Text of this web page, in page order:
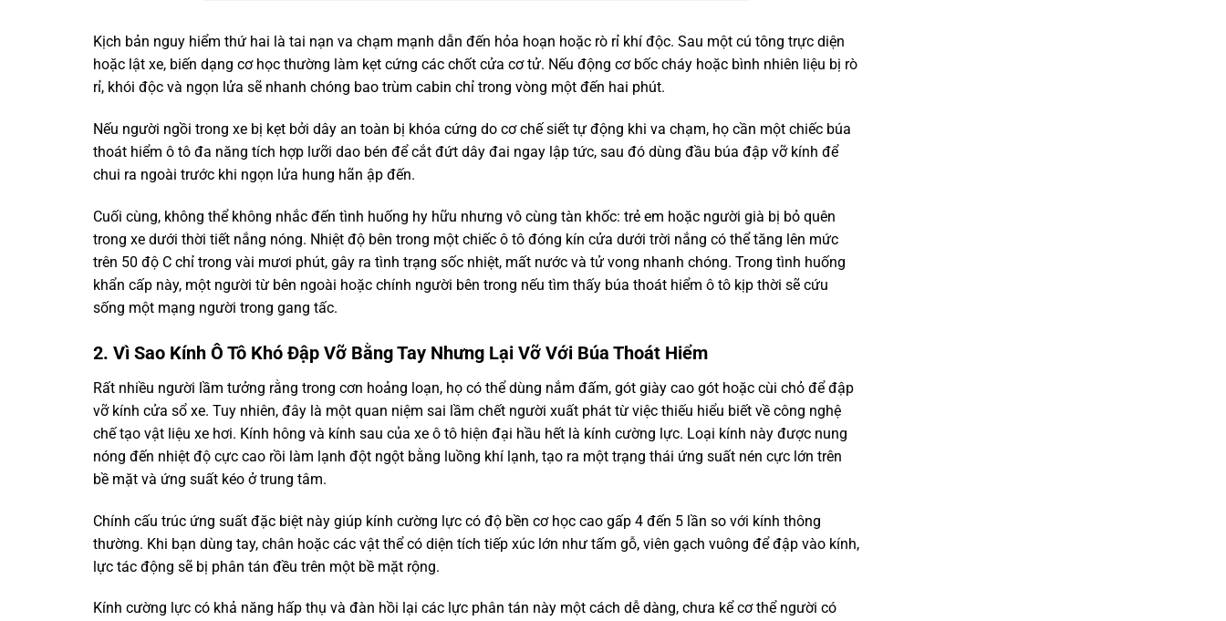
Kịch bản nguy hiểm thứ hai là tai nạn va chạm mạnh dẫn đến hỏa hoạn hoặc rò rỉ khí độc. Sau một cú tông trực diện
hoặc lật xe, biến dạng cơ học thường làm kẹt cứng các chốt cửa cơ tử. Nếu động cơ bốc cháy hoặc bình nhiên liệu bị rò
rỉ, khói độc và ngọn lửa sẽ nhanh chóng bao trùm cabin chỉ trong vòng một đến hai phút.
Nếu người ngồi trong xe bị kẹt bởi dây an toàn bị khóa cứng do cơ chế siết tự động khi va chạm, họ cần một chiếc búa
thoát hiểm ô tô đa năng tích hợp lưỡi dao bén để cắt đứt dây đai ngay lập tức, sau đó dùng đầu búa đập vỡ kính để
chui ra ngoài trước khi ngọn lửa hung hãn ập đến.
Cuối cùng, không thể không nhắc đến tình huống hy hữu nhưng vô cùng tàn khốc: trẻ em hoặc người già bị bỏ quên
trong xe dưới thời tiết nắng nóng. Nhiệt độ bên trong một chiếc ô tô đóng kín cửa dưới trời nắng có thể tăng lên mức
trên 50 độ C chỉ trong vài mươi phút, gây ra tình trạng sốc nhiệt, mất nước và tử vong nhanh chóng. Trong tình huống
khẩn cấp này, một người từ bên ngoài hoặc chính người bên trong nếu tìm thấy búa thoát hiểm ô tô kịp thời sẽ cứu
sống một mạng người trong gang tấc.
2. Vì Sao Kính Ô Tô Khó Đập Vỡ Bằng Tay Nhưng Lại Vỡ Với Búa Thoát Hiểm
Rất nhiều người lầm tưởng rằng trong cơn hoảng loạn, họ có thể dùng nắm đấm, gót giày cao gót hoặc cùi chỏ để đập
vỡ kính cửa sổ xe. Tuy nhiên, đây là một quan niệm sai lầm chết người xuất phát từ việc thiếu hiểu biết về công nghệ
chế tạo vật liệu xe hơi. Kính hông và kính sau của xe ô tô hiện đại hầu hết là kính cường lực. Loại kính này được nung
nóng đến nhiệt độ cực cao rồi làm lạnh đột ngột bằng luồng khí lạnh, tạo ra một trạng thái ứng suất nén cực lớn trên
bề mặt và ứng suất kéo ở trung tâm.
Chính cấu trúc ứng suất đặc biệt này giúp kính cường lực có độ bền cơ học cao gấp 4 đến 5 lần so với kính thông
thường. Khi bạn dùng tay, chân hoặc các vật thể có diện tích tiếp xúc lớn như tấm gỗ, viên gạch vuông để đập vào kính,
lực tác động sẽ bị phân tán đều trên một bề mặt rộng.
Kính cường lực có khả năng hấp thụ và đàn hồi lại các lực phân tán này một cách dễ dàng, chưa kể cơ thể người có